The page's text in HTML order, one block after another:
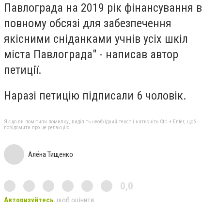
Павлограда на 2019 рік фінансування в
повному обсязі для забезпечення
якісними сніданками учнів усіх шкіл
міста Павлограда" - написав автор
петиції.
Наразі петицію підписали 6 чоловік.
Якщо ви помітили помилку, виділіть необхідний текст і натисніть Ctrl + Enter, щоб
повідомити про це редакцію
Алёна Тищенко
0,0
Авторизуйтесь, щоб оцінити